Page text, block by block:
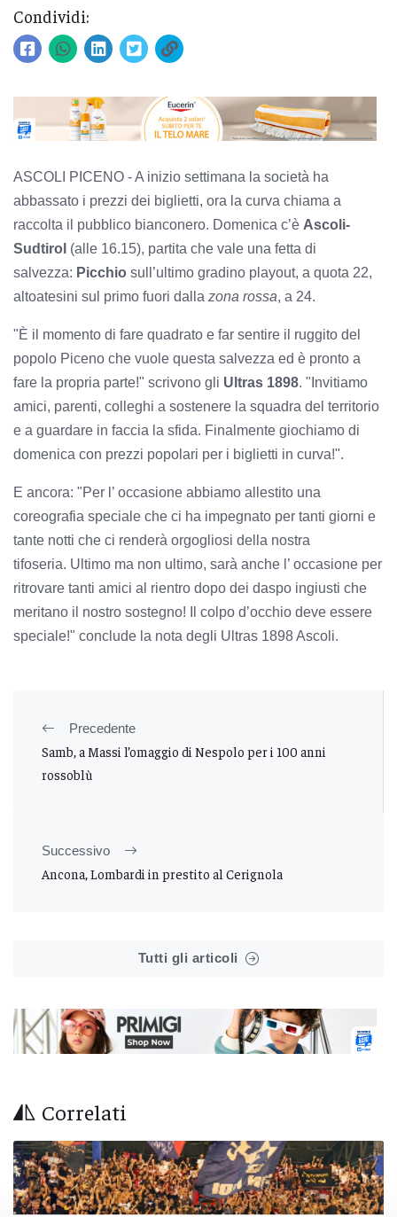
Condividi:
ASCOLI PICENO - A inizio settimana la società ha
abbassato i prezzi dei biglietti, ora la curva chiama a
raccolta il pubblico bianconero. Domenica c’è Ascoli-
Sudtirol (alle 16.15), partita che vale una fetta di
salvezza: Picchio sull’ultimo gradino playout, a quota 22,
altoatesini sul primo fuori dalla zona rossa, a 24.
"È il momento di fare quadrato e far sentire il ruggito del
popolo Piceno che vuole questa salvezza ed è pronto a
fare la propria parte!" scrivono gli Ultras 1898. " Invitiamo
amici, parenti, colleghi a sostenere la squadra del territorio
e a guardare in faccia la sfida. Finalmente giochiamo di
domenica con prezzi popolari per i biglietti in curva!".
E ancora: "Per l’ occasione abbiamo allestito una
coreografia speciale che ci ha impegnato per tanti giorni e
tante notti che ci renderà orgogliosi della nostra
tifoseria. Ultimo ma non ultimo, sarà anche l’ occasione per
ritrovare tanti amici al rientro dopo dei daspo ingiusti che
meritano il nostro sostegno!
Il colpo d’occhio deve essere
speciale!" conclude la nota degli Ultras 1898 Ascoli.
Precedente
Samb, a Massi l’omaggio di Nespolo per i 100 anni
rossoblù
Successivo
Ancona, Lombardi in prestito al Cerignola
Tutti gli articoli
Correlati